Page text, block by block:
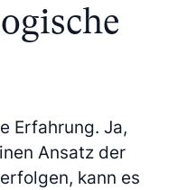
Erfahrung. Ja,
Ansatz der
kann es